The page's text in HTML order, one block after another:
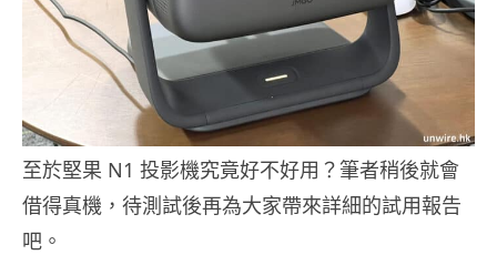
至於堅果 N1 投影機究竟好不好用？筆者稍後就會
借得真機，待測試後再為大家帶來詳細的試用報告
吧。